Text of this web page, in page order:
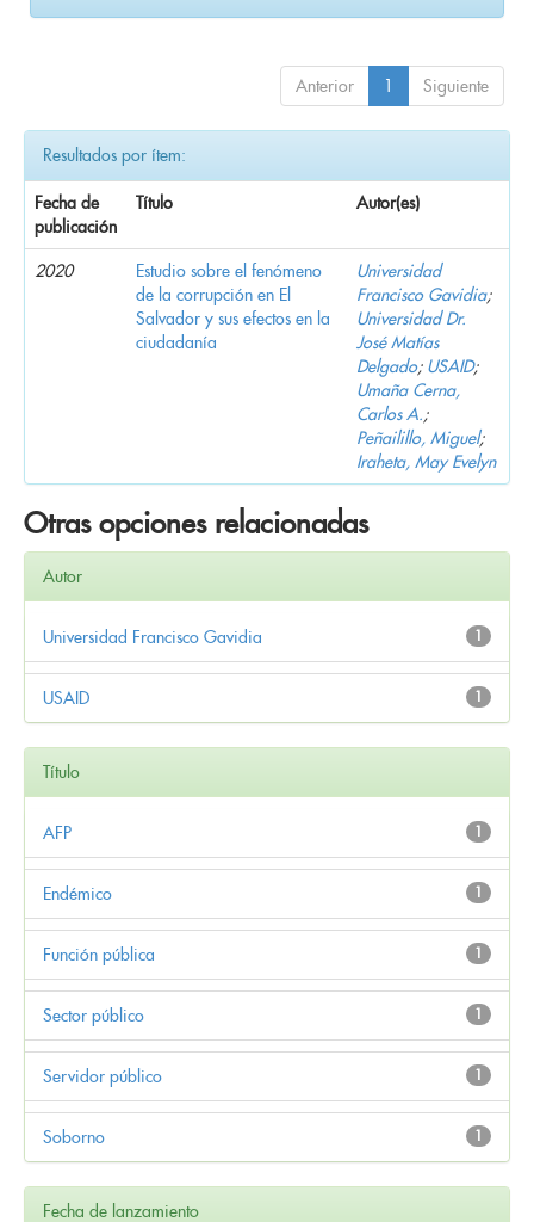
Anterior 1 Siguiente
Resultados por ítem:
Fecha de
publicación
Título Autor(es)
2020
Estudio sobre el fenómeno
de la corrupción en El
Salvador y sus efectos en la
ciudadanía
Universidad
Francisco Gavidia;
Universidad Dr.
José Matías
Delgado; USAID;
Umaña Cerna,
Carlos A.;
Peñailillo, Miguel;
Iraheta, May Evelyn
Otras opciones relacionadas
Autor
1
Universidad Francisco Gavidia
1
USAID
Título
1
AFP
1
Endémico
1
Función pública
1
Sector público
1
Servidor público
1
Soborno
Fecha de lanzamiento